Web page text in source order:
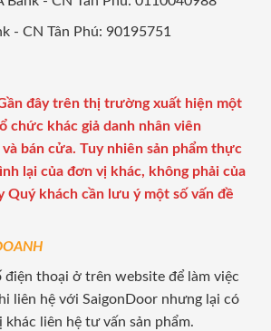
- CN Tân Phú: 90195751
đây trên thị trường xuất hiện một
chức khác giả danh nhân viên
bán cửa. Tuy nhiên sản phẩm thực
lại của đơn vị khác, không phải của
Quý khách cần lưu ý một số vấn đề
điện thoại ở trên website để làm việc
liên hệ với SaigonDoor nhưng lại có
khác liên hệ tư vấn sản phẩm.